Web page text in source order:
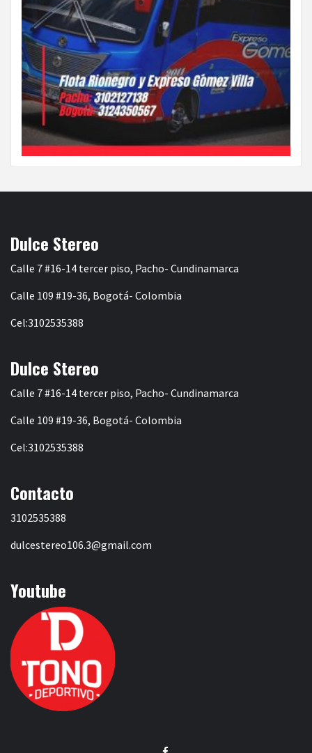
Dulce Stereo
Calle 7 #16-14 tercer piso, Pacho- Cundinamarca
Calle 109 #19-36, Bogotá- Colombia
Cel:3102535388
Dulce Stereo
Calle 7 #16-14 tercer piso, Pacho- Cundinamarca
Calle 109 #19-36, Bogotá- Colombia
Cel:3102535388
Contacto
3102535388
dulcestereo106.3@gmail.com
Youtube
Facebook